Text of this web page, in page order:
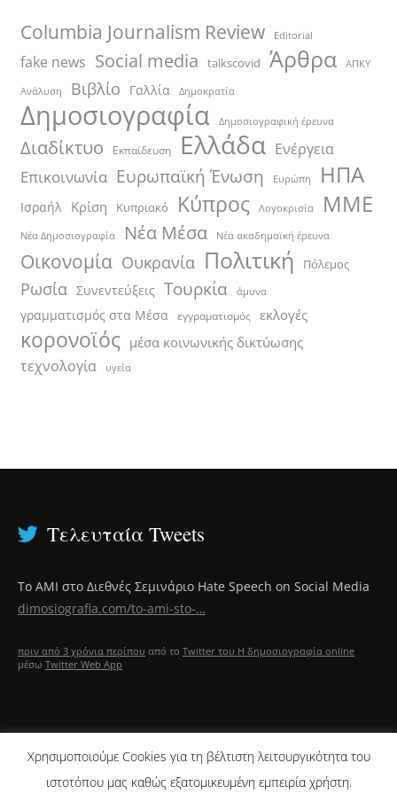
Columbia Journalism Review Editorial
fake news Social media talkscovid Άρθρα ΑΠΚΥ
Ανάλυση Βιβλίο Γαλλία Δημοκρατία
Δημοσιογραφία Δημοσιογραφική έρευνα
Διαδίκτυο Εκπαίδευση Ελλάδα Ενέργεια
Επικοινωνία Ευρωπαϊκή Ένωση Ευρώπη ΗΠΑ
Ισραήλ Κρίση Κυπριακό Κύπρος Λογοκρισία ΜΜΕ
Νέα Δημοσιογραφία Νέα Μέσα Νέα ακαδημαϊκή έρευνα
Οικονομία Ουκρανία Πολιτική Πόλεμος
Ρωσία Συνεντεύξεις Τουρκία άμυνα
γραμματισμός στα Μέσα εγγραματισμός εκλογές
κορονοϊός μέσα κοινωνικής δικτύωσης
τεχνολογία υγεία
Τελευταία Tweets
Το ΑΜΙ στο Διεθνές Σεμινάριο Hate Speech on Social Media
dimosiografia.com/to-ami-sto-…
πριν από 3 χρόνια περίπου από το Twitter του Η δημοσιογραφία online
μέσω Twitter Web App
Χρησιμοποιούμε Cookies για τη βέλτιστη λειτουργικότητα του
ιστοτόπου μας καθώς εξατομικευμένη εμπειρία χρήστη.